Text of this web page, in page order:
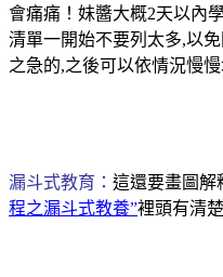
會痛痛！妹醬大概2天以內
清單一開始不要列太多,以
之急的,之後可以依情況慢慢
漏斗式教育： 這還要畫圖解
程之漏斗式教養”裡頭有清